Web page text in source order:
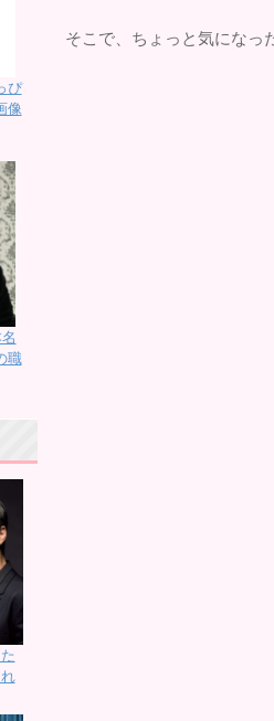
そこで、ちょっと気になっ
ぴ
像
職